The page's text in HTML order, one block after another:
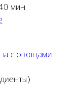
мин.
с овощами